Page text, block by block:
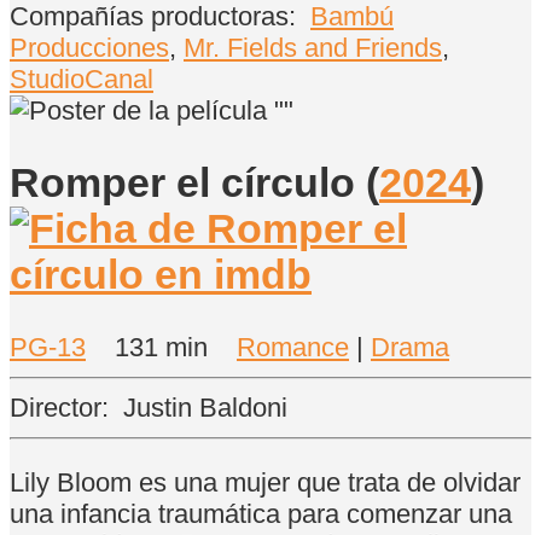
Compañías productoras: Bambú
Producciones, Mr. Fields and Friends,
StudioCanal
Romper el círculo (2024)
PG-13 131 min Romance | Drama
Director: Justin Baldoni
Lily Bloom es una mujer que trata de olvidar
una infancia traumática para comenzar una